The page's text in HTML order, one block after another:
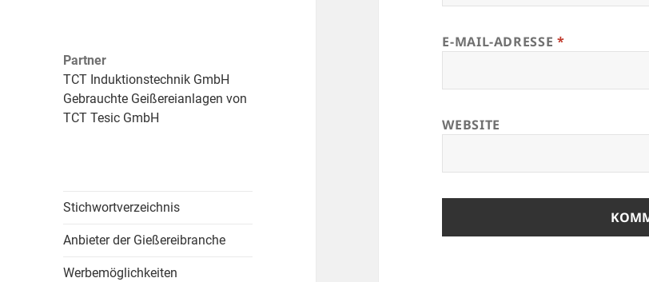
Partner
TCT Induktionstechnik GmbH
Gebrauchte Geißereianlagen von
TCT Tesic GmbH
Stichwortverzeichnis
Anbieter der Gießereibranche
Werbemöglichkeiten
E-MAIL-ADRESSE *
WEBSITE